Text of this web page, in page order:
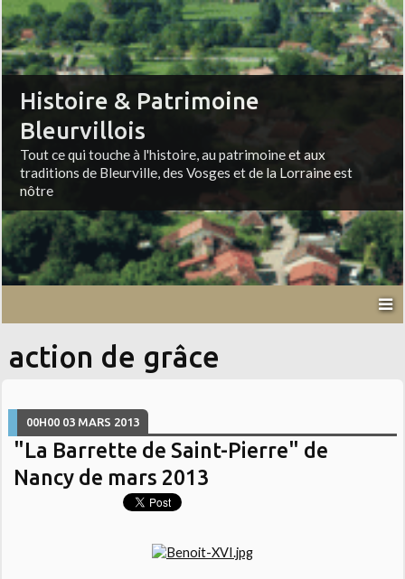
Histoire & Patrimoine
Bleurvillois
Tout ce qui touche à l'histoire, au patrimoine et aux
traditions de Bleurville, des Vosges et de la Lorraine est
nôtre
action de grâce
00H00 03 MARS 2013
"La Barrette de Saint-Pierre" de
Nancy de mars 2013